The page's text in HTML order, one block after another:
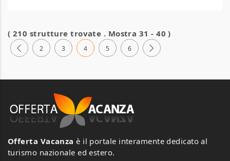
( 210 strutture trovate . Mostra 31 - 40 )
2 3 4 5 6
Offerta Vacanza è il portale interamente dedicato al
turismo nazionale ed estero.